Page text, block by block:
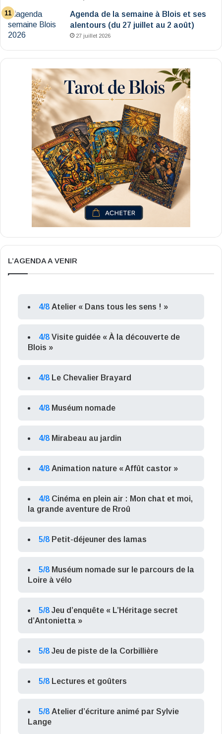
Agenda de la semaine à Blois et ses
alentours (du 27 juillet au 2 août)
27 juillet 2026
L’AGENDA A VENIR
4/8 Atelier « Dans tous les sens ! »
4/8 Visite guidée « À la découverte de
Blois »
4/8 Le Chevalier Brayard
4/8 Muséum nomade
4/8 Mirabeau au jardin
4/8 Animation nature « Affût castor »
4/8 Cinéma en plein air : Mon chat et moi,
la grande aventure de Rroû
5/8 Petit-déjeuner des lamas
5/8 Muséum nomade sur le parcours de la
Loire à vélo
5/8 Jeu d’enquête « L’Héritage secret
d’Antonietta »
5/8 Jeu de piste de la Corbillière
5/8 Lectures et goûters
5/8 Atelier d’écriture animé par Sylvie
Lange